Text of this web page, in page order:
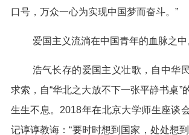
口号，万众一心为实现中国梦而奋斗。”
爱国主义流淌在中国青年的血脉之中
浩气长存的爱国主义壮歌，自中华
求索，自“华北之大放不下一张平静书桌”
生生不息。2018年在北京大学师生座谈
记谆谆教诲：“要时时想到国家，处处想